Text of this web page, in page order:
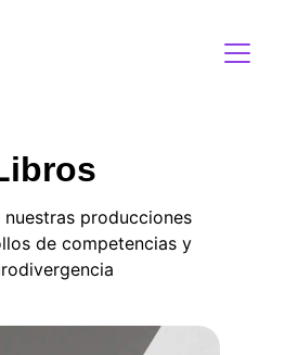
producciones
de competencias y